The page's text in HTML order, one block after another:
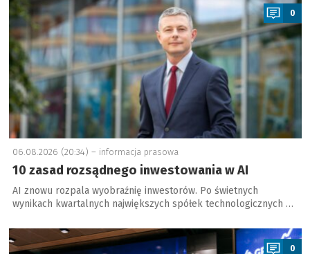
0
06.08.2026 (20:34) – informacja prasowa
10 zasad rozsądnego inwestowania w AI
AI znowu rozpala wyobraźnię inwestorów. Po świetnych
wynikach kwartalnych największych spółek technologicznych …
a
0